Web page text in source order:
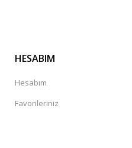
HESABIM
Hesabım
Favorileriniz